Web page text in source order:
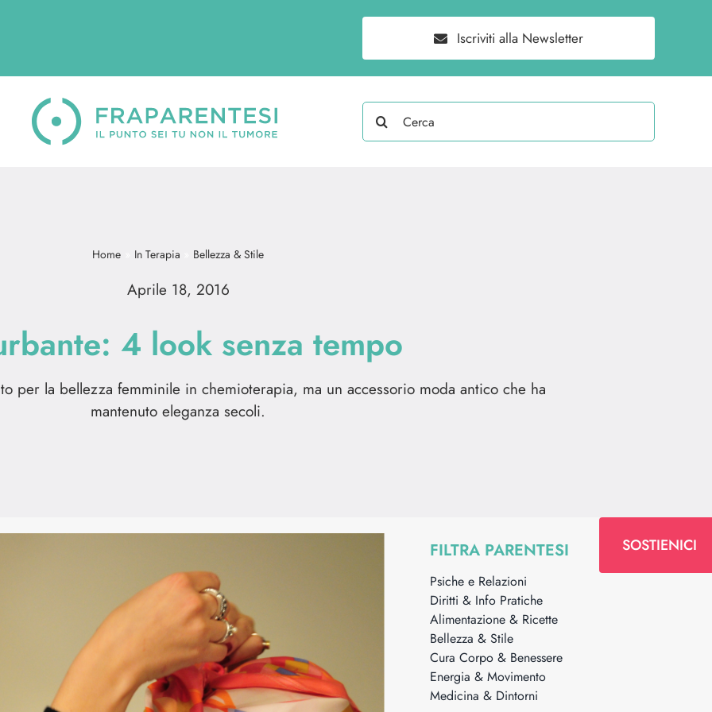
Iscriviti alla Newsletter
Search
for:
Home In Terapia Bellezza & Stile
Aprile 18, 2016
4 look senza tempo
per la bellezza femminile in chemioterapia, ma un accessorio moda antico che ha
mantenuto eleganza secoli.
SOSTIENICI
FILTRA PARENTESI
Psiche e Relazioni
Diritti & Info Pratiche
Alimentazione & Ricette
Bellezza & Stile
Cura Corpo & Benessere
Energia & Movimento
Medicina & Dintorni